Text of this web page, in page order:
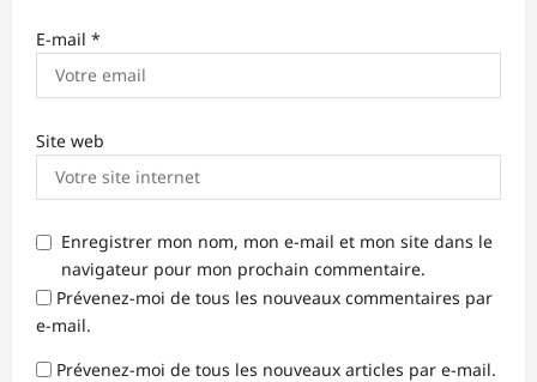
E-mail *
Site web
Enregistrer mon nom, mon e-mail et mon site dans le
navigateur pour mon prochain commentaire.
Prévenez-moi de tous les nouveaux commentaires par
e-mail.
Prévenez-moi de tous les nouveaux articles par e-mail.